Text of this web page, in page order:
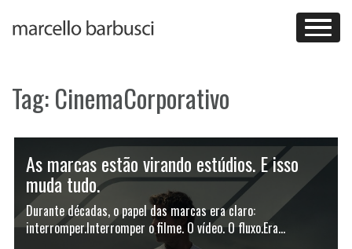
Tag:CinemaCorporativo
As marcas estão virando estúdios. E isso
muda tudo.
Durante décadas, o papel das marcas era claro:
interromper.Interromper o filme. O vídeo. O fluxo.Era…